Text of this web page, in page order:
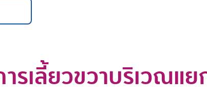
ารเลี้ยวขวาบริเวณ